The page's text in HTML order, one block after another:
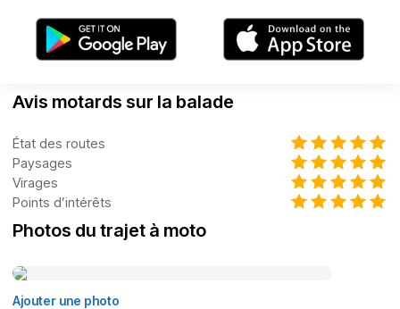
Avis motards sur la balade
État des routes
Paysages
Virages
Points d’intérêts
Photos du trajet à moto
Ajouter une photo